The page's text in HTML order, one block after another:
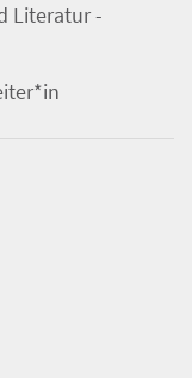
Literatur -